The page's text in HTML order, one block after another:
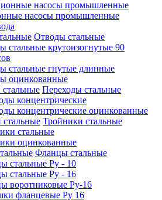
насосы промышленные
Отводы стальные
стальные крутоизогнутые 90
стальные гнутые длинные
оцинкованные
Переходы стальные
концентрические
концентрические оцинкованные
Тройники стальные
стальные
оцинкованные
Фланцы стальные
стальные Ру - 10
стальные Ру - 16
воротниковые Ру-16
фланцевые Ру 16